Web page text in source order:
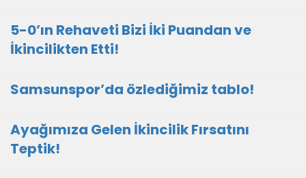
5-0’ın Rehaveti Bizi İki Puandan ve
İkincilikten Etti!
Samsunspor’da özlediğimiz tablo!
Ayağımıza Gelen İkincilik Fırsatını
Teptik!